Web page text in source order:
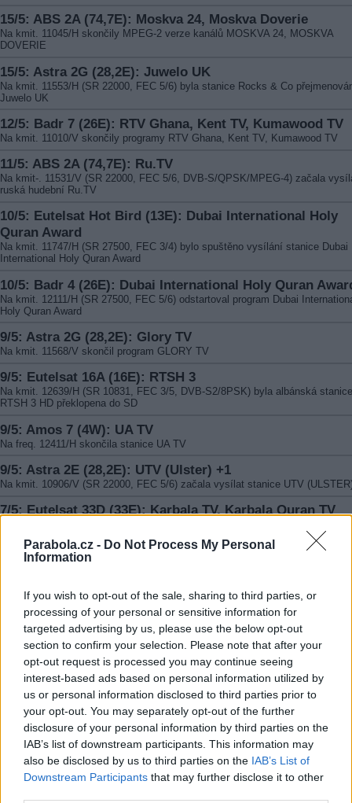
Parabola.cz - Do Not Process My Personal
Information
If you wish to opt-out of the sale, sharing to third parties, or
processing of your personal or sensitive information for
targeted advertising by us, please use the below opt-out
section to confirm your selection. Please note that after your
opt-out request is processed you may continue seeing
interest-based ads based on personal information utilized by
us or personal information disclosed to third parties prior to
your opt-out. You may separately opt-out of the further
disclosure of your personal information by third parties on the
IAB’s list of downstream participants. This information may
also be disclosed by us to third parties on the IAB’s List of
Downstream Participants that may further disclose it to other
15/5: ABS 2A (74,7E): Moskva 24, Moskva Doverie
Na kmit. 11045/H skončily MPEG-2 verze kanálů MOSKVA 24, MOSKVA
DOVERIE
15/5: Astra 2G (28,2E): Juwelo UK
Na kmit. 11553/H (SR 22000, FEC 5/6) byla stanice Rocks & Co
Juwelo UK
12/5: Badr 7 (26E): RTV Ghana, Kent TV, Kumawood TV
Na kmit. 11010/V skončily programy RTV Ghana, Kent TV, Kumawood TV
11/5: ABS 2A (74,7E): Ru.TV
Na kmit-. 11531/V (SR 22000, FEC 5/6, DVB-S/QPSK/MPEG-4) začala
ruská hudební Ru.TV
10/5: Eutelsat Hot Bird (13E): Dubai International Holy
Quran Award
Na kmit. 11747/H (SR 27500, FEC 3/4) bylo spuštěno vysílání stanice Dubai
International Holy Quran Award
10/5: Badr 4 (26E): Dubai International Holy Quran
Na kmit. 12111/H (SR 27500, FEC 5/6) odstartoval program Dubai
Holy Quran Award
9/5: Astra 2G (28,2E): Glory TV
Na kmit. 11568/V skončil program GLORY TV
9/5: Eutelsat 16A (16E): RTSH 3
Na kmit. 12639/H (SR 10831, FEC 3/5, DVB-S2/8PSK) byla albánská stanice
RTSH 3 HD překlopena do SD
9/5: Amos 7 (4W): UA TV
Na freq. 12411/H skončila stanice UA TV
9/5: Astra 2E (28,2E): UTV (Ulster) +1
Na kmit. 10906/V (SR 22000, FEC 5/6) začala vysílat stanice UTV
7/5: Eutelsat 33D (33E): Karbala TV, Karbala Quran TV
5/5: Thor 6 (0,8W): Romania TV
5/5: Thor 6 (0,8W): Credo TV, Publica TV
Na kmit. 11747/H (SR 27500, FEC 5/6) začaly vysílat FTA programy
PUBLICA TV
4/5: Astra 5B (31,5E): UcanKus TV
Na freq. 12110/H (SR 27500, FEC 3/4) bylo spuštěno vysílání stanice
4/5: Astra 5B (31,5E): 1AN TV
Na kmit. 12110/H (SR 27500, FEC 3/4) odstartoval kanál 1AN TV
4/5: Eutelsat 7B (7E): Earth HD
Na kmit. 11304/H skončil program EARTH HD
3/5: Astra 2G (28,2E): KTV